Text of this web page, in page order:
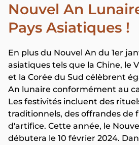
Nouvel An
Pays Asiatiques !
En plus du Nouvel An du 1er
asiatiques tels que la Chine, le
et la Corée du Sud célèbrent
An lunaire conformément au
Les festivités incluent des
traditionnels, des offrandes de
d'artifice. Cette année, le
débutera le 10 février 2024.